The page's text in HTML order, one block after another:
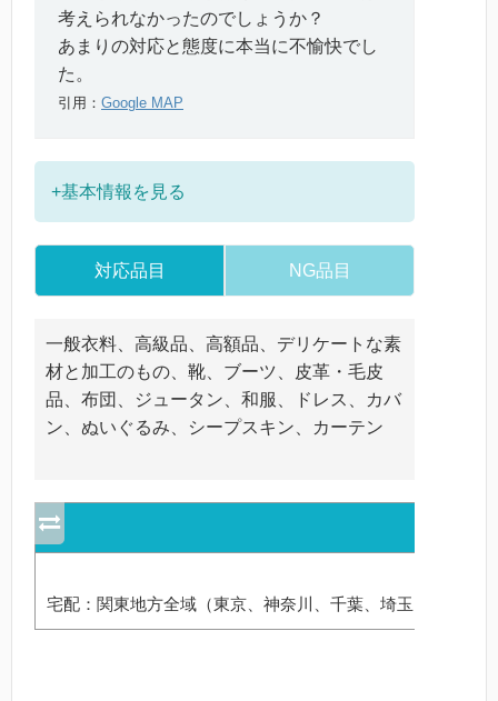
考えられなかったのでしょうか？
あまりの対応と態度に本当に不愉快でし
た。
引用： Google MAP
+基本情報を見る
対応品目 NG品目
一般衣料、高級品、高額品、デリケートな素
材と加工のもの、靴、ブーツ、皮革・毛皮
品、布団、ジュータン、和服、ドレス、カバ
ン、ぬいぐるみ、シープスキン、カーテン
宅配：関東地方全域（東京、神奈川、千葉、埼玉、茨城、